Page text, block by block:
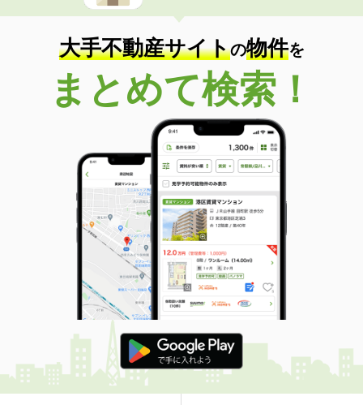
大手不動産サイトの物件を
まとめて検索！